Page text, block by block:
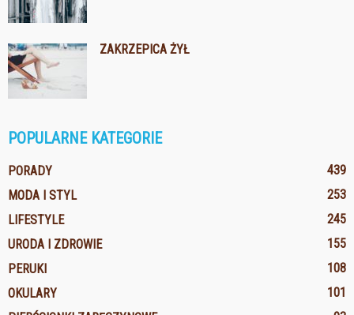
ZAKRZEPICA ŻYŁ
POPULARNE KATEGORIE
PORADY
439
MODA I STYL
253
LIFESTYLE
245
URODA I ZDROWIE
155
PERUKI
108
OKULARY
101